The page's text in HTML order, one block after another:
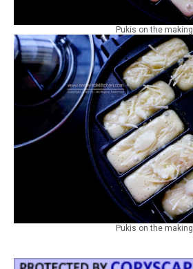
Pukis on the making
Pukis on the making